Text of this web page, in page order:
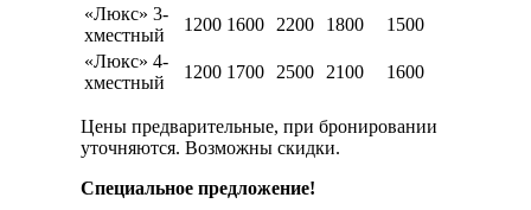
«Люкс» 3-
хместный
1200 1600 2200 1800
1500
«Люкс» 4-
хместный
1200 1700 2500 2100 1600
Цены предварительные, при бронировании
уточняются. Возможны скидки.
Специальное предложение!